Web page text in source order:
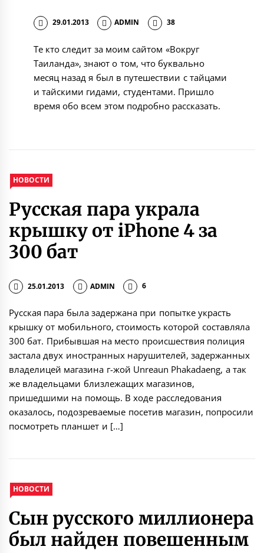
29.01.2013 ADMIN 38
Те кто следит за моим сайтом «Вокруг
Таиланда», знают о том, что буквально
месяц назад я был в путешествии с тайцами
и тайскими гидами, студентами. Пришло
время обо всем этом подробно рассказать.
НОВОСТИ
Русская пара украла
крышку от iPhone 4 за
300 бат
25.01.2013 ADMIN 6
Русская пара была задержана при попытке украсть
крышку от мобильного, стоимость которой составляла
300 бат. Прибывшая на место происшествия полиция
застала двух иностранных нарушителей, задержанных
владелицей магазина г-жой Unreaun Phakadaeng, а так
же владельцами близлежащих магазинов,
пришедшими на помощь. В ходе расследования
оказалось, подозреваемые посетив магазин, попросили
посмотреть планшет и […]
НОВОСТИ
Сын русского миллионера
был найден повешенным